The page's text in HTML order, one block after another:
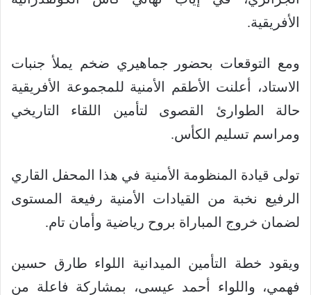
الأفريقية.
ومع التوقعات بحضور جماهيري ضخم يملأ جنبات
الاستاد، أعلنت الأطقم الأمنية للمجموعة الأفريقية
حالة الطوارئ القصوى لتأمين اللقاء التاريخي
ومراسم تسليم الكأس.
تولى قيادة المنظومة الأمنية في هذا المحفل القاري
الرفيع نخبة من القيادات الأمنية رفيعة المستوى
لضمان خروج المباراة بروح رياضية وأمان تام.
ويقود خطة التأمين الميدانية اللواء طارق حسين
فهمي، واللواء أحمد عيسى، بمشاركة فاعلة من